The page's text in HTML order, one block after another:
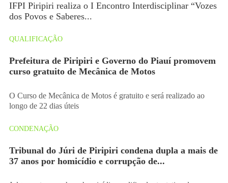
IFPI Piripiri realiza o I Encontro Interdisciplinar “Vozes
dos Povos e Saberes...
QUALIFICAÇÃO
Prefeitura de Piripiri e Governo do Piauí promovem
curso gratuito de Mecânica de Motos
O Curso de Mecânica de Motos é gratuito e será realizado ao
longo de 22 dias úteis
CONDENAÇÃO
Tribunal do Júri de Piripiri condena dupla a mais de
37 anos por homicídio e corrupção de...